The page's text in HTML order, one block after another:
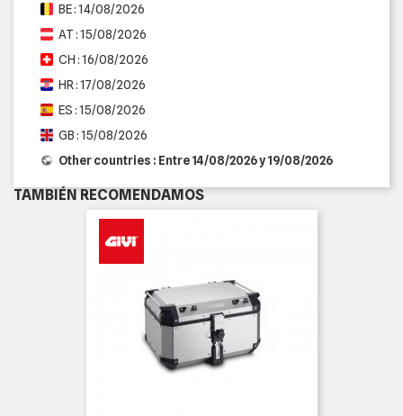
BE : 14/08/2026
AT : 15/08/2026
CH : 16/08/2026
HR : 17/08/2026
ES : 15/08/2026
GB : 15/08/2026
Other countries : Entre 14/08/2026 y 19/08/2026
TAMBIÉN RECOMENDAMOS